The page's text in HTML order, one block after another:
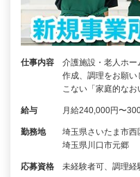
仕事内容
介護施設・老人ホ
作成、調理をお願
こない「家庭的な
給与 月給240,000円〜
勤務地
埼玉県さいたま市西
埼玉県川口市元郷
応募資格 未経験者可、調理